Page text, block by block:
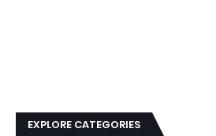
EXPLORE CATEGORIES